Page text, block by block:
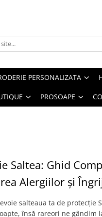
PERSONALIZATA
PROSOAPE
Saltea: Ghid
Alergiilor și
salteaua ta de protecție
însă rareori ne gândim